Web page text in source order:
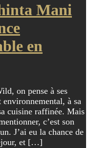
Mani
en
on pense à ses
environnemental, à sa
cuisine raffinée. Mais
c’est son
J’ai eu la chance de
et […]